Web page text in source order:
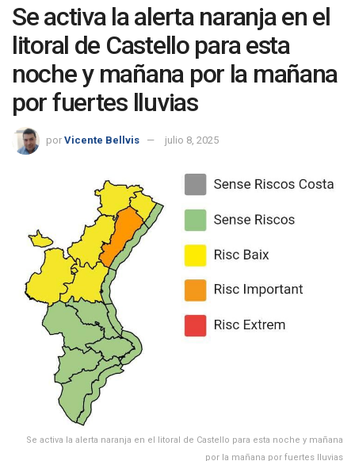
Se activa la alerta naranja en el
litoral de Castello para esta
noche y mañana por la mañana
por fuertes lluvias
por Vicente Bellvis julio 8, 2025
Se activa la alerta naranja en el litoral de Castello para esta noche y mañana
por la mañana por fuertes lluvias